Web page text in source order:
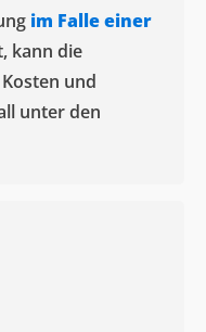
im Falle einer
kann die
und
unter den